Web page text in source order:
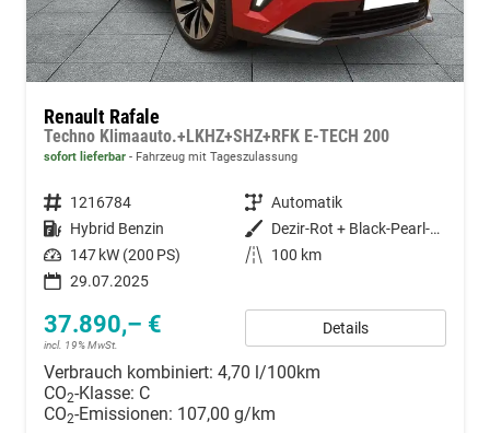
Renault Rafale
Techno Klimaauto.+LKHZ+SHZ+RFK E-TECH 200
sofort lieferbar Fahrzeug mit Tageszulassung
Fahrzeugnummer 1216784 Getriebe Automatik
Kraftstoff Hybrid Benzin Außenfarbe
Dezir-Rot + Black-Pearl-Schwarz
Leistung 147 kW (200 PS) Kilometerstand
100 km
29.07.2025
37.890,– €
incl. 19% MwSt.
Details
Verbrauch kombiniert: 4,70 l/100km
CO2-Klasse: C
CO2-Emissionen: 107,00 g/km